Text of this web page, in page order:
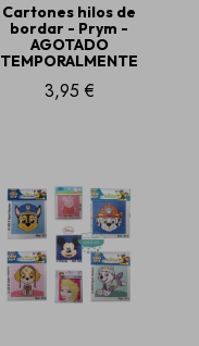
Cartones hilos de
bordar - Prym -
AGOTADO
TEMPORALMENTE
3,95 €